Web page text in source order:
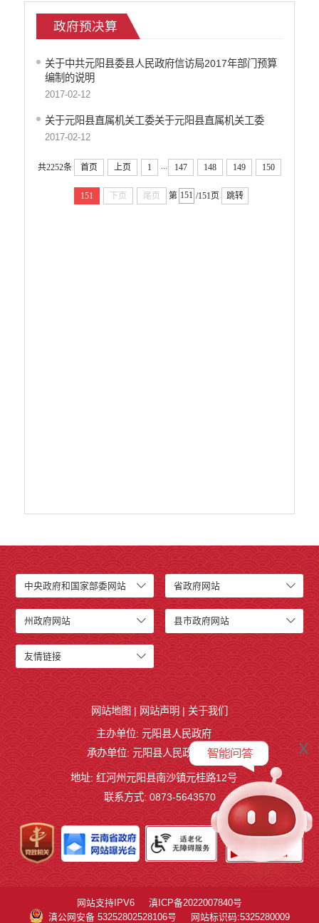
政府预决算
关于中共元阳县委县人民政府信访局2017年部门预算
编制的说明
2017-02-12
关于元阳县直属机关工委关于元阳县直属机关工委
2017-02-12
共2252条 首页 上页 1 ... 147 148 149 150
151 下页 尾页 第 /151页 跳转
中央政府和国家部委网站 省政府网站
州政府网站 县市政府网站
友情链接
x
网站地图 | 网站声明 | 关于我们
主办单位: 元阳县人民政府
承办单位: 元阳县人民政府办公室
地址: 红河州元阳县南沙镇元桂路12号
联系方式: 0873-5643570
网站支持IPV6
滇ICP备2022007840号
滇公网安备 53252802528106号
网站标识码:5325280009